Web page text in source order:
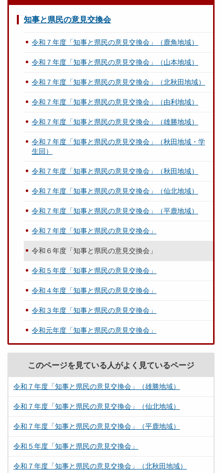
知事と県民の意見交換会
令和７年度「知事と県民の意見交換会」（鹿角地域）
令和７年度「知事と県民の意見交換会」（山本地域）
令和７年度「知事と県民の意見交換会」（北秋田地域）
令和７年度「知事と県民の意見交換会」（由利地域）
令和７年度「知事と県民の意見交換会」（雄勝地域）
令和７年度「知事と県民の意見交換会」（秋田地域・学
生回）
令和７年度「知事と県民の意見交換会」（秋田地域）
令和７年度「知事と県民の意見交換会」（仙北地域）
令和７年度「知事と県民の意見交換会」（平鹿地域）
令和７年度「知事と県民の意見交換会」
令和６年度「知事と県民の意見交換会」
令和５年度「知事と県民の意見交換会」
令和４年度「知事と県民の意見交換会」
令和３年度「知事と県民の意見交換会」
令和元年度「知事と県民の意見交換会」
このページを見ている人がよく見ているページ
令和７年度「知事と県民の意見交換会」（雄勝地域）
令和７年度「知事と県民の意見交換会」（仙北地域）
令和７年度「知事と県民の意見交換会」（平鹿地域）
令和５年度「知事と県民の意見交換会」
令和７年度「知事と県民の意見交換会」（北秋田地域）